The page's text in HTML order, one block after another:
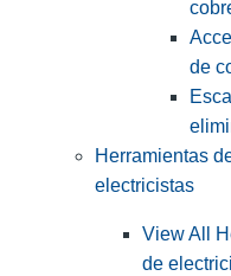
de
Herramientas
electricistas
View All
de